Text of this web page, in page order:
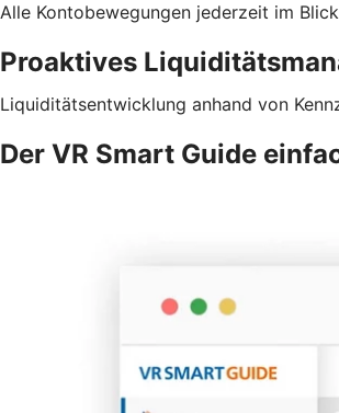
Alle Kontobewegungen jederzeit im
Proaktives
Liquiditätsentwicklung anhand von
Der VR Smart Guide